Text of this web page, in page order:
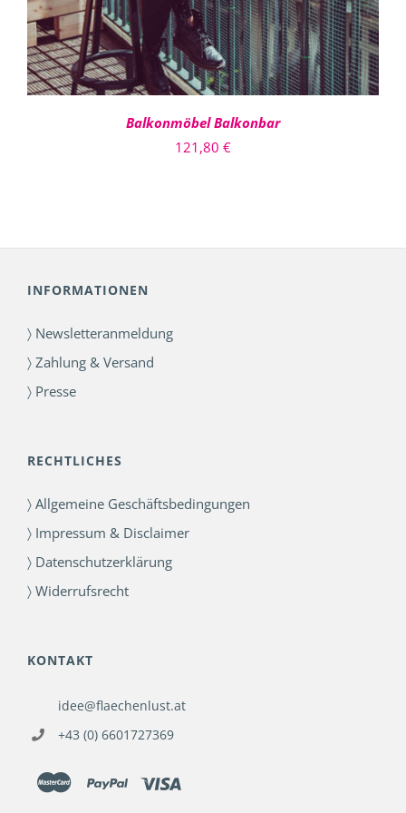
DIE
OPTIONEN
KÖNNEN
AUF
DER
GEWÄHLT
Balkonmöbel Balkonbar
121,80 €
INFORMATIONEN
〉 Newsletteranmeldung
〉 Zahlung & Versand
〉 Presse
RECHTLICHES
〉 Allgemeine Geschäftsbedingungen
〉 Impressum & Disclaimer
〉 Datenschutzerklärung
〉 Widerrufsrecht
KONTAKT
idee@flaechenlust.at
+43 (0) 6601727369